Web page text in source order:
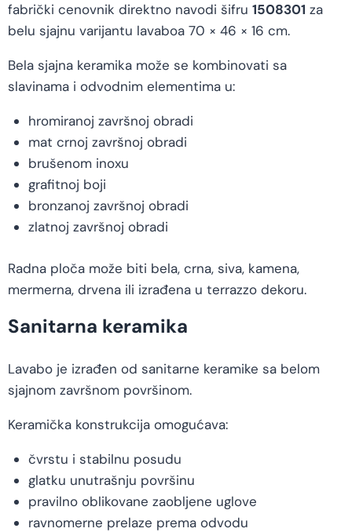
fabrički cenovnik direktno navodi šifru 1508301 za
belu sjajnu varijantu lavaboa 70 × 46 × 16 cm.
Bela sjajna keramika može se kombinovati sa
slavinama i odvodnim elementima u:
hromiranoj završnoj obradi
mat crnoj završnoj obradi
brušenom inoxu
grafitnoj boji
bronzanoj završnoj obradi
zlatnoj završnoj obradi
Radna ploča može biti bela, crna, siva, kamena,
mermerna, drvena ili izrađena u terrazzo dekoru.
Sanitarna keramika
Lavabo je izrađen od sanitarne keramike sa belom
sjajnom završnom površinom.
Keramička konstrukcija omogućava:
čvrstu i stabilnu posudu
glatku unutrašnju površinu
pravilno oblikovane zaobljene uglove
ravnomerne prelaze prema odvodu